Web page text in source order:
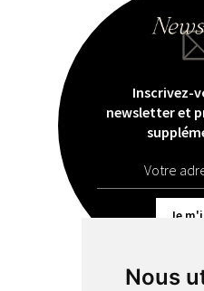
Nous
Inscrivez-
newsletter et
Je